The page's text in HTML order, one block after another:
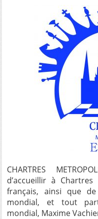
CHARTRES
d’accueillir à
français, ainsi que
mondial, et tout
mondial, Maxime